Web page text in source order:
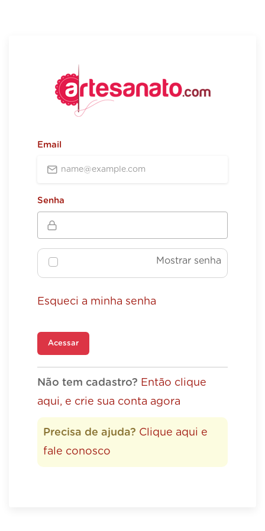
Email
Senha
Mostrar senha
Esqueci a minha senha
Acessar
Não tem cadastro? Então clique
aqui, e crie sua conta agora
Precisa de ajuda? Clique aqui e
fale conosco